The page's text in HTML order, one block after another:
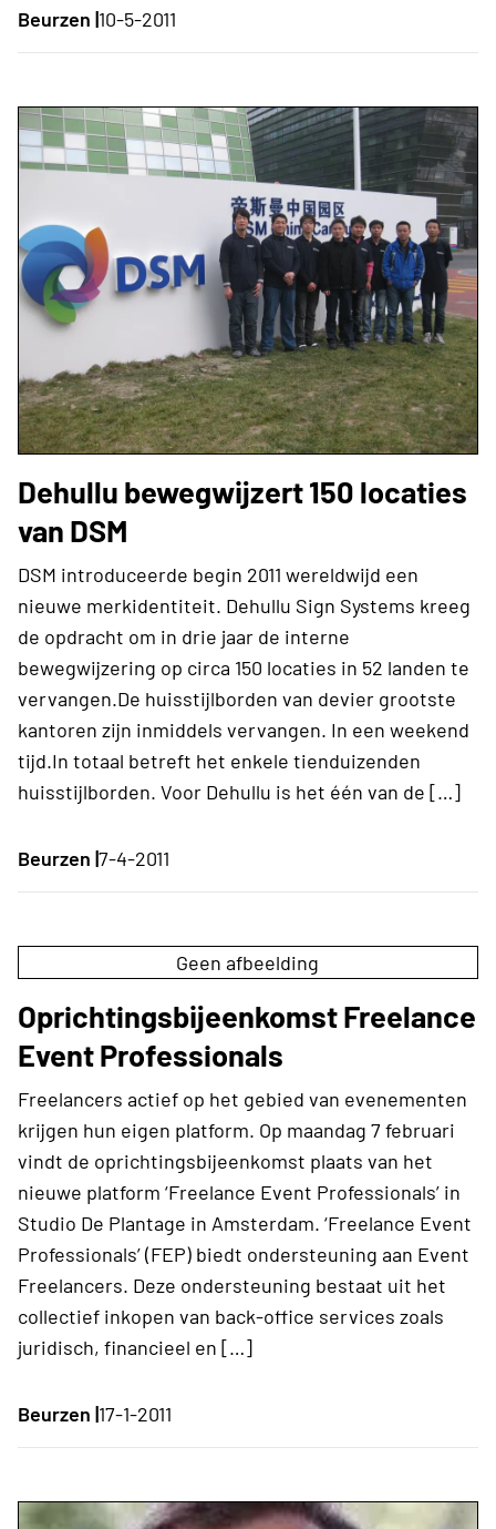
Beurzen |10-5-2011
Dehullu bewegwijzert 150 locaties
van DSM
DSM introduceerde begin 2011 wereldwijd een
nieuwe merkidentiteit. Dehullu Sign Systems kreeg
de opdracht om in drie jaar de interne
bewegwijzering op circa 150 locaties in 52 landen te
vervangen.De huisstijlborden van devier grootste
kantoren zijn inmiddels vervangen. In een weekend
tijd.In totaal betreft het enkele tienduizenden
huisstijlborden. Voor Dehullu is het één van de […]
Beurzen |7-4-2011
Geen afbeelding
Oprichtingsbijeenkomst Freelance
Event Professionals
Freelancers actief op het gebied van evenementen
krijgen hun eigen platform. Op maandag 7 februari
vindt de oprichtingsbijeenkomst plaats van het
nieuwe platform ‘Freelance Event Professionals’ in
Studio De Plantage in Amsterdam. ‘Freelance Event
Professionals’ (FEP) biedt ondersteuning aan Event
Freelancers. Deze ondersteuning bestaat uit het
collectief inkopen van back-office services zoals
juridisch, financieel en […]
Beurzen |17-1-2011